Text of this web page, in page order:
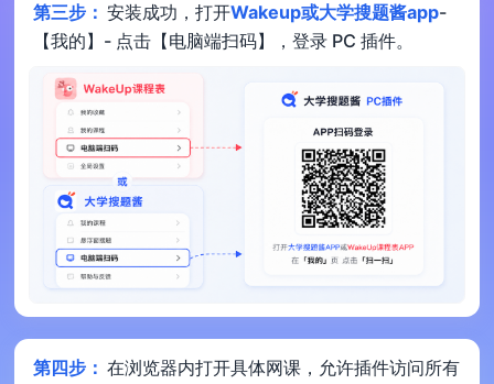
第三步： 安装成功，打开Wakeup或大学搜题酱app-
【我的】- 点击【电脑端扫码】，登录 PC 插件。
第四步： 在浏览器内打开具体网课，允许插件访问所有